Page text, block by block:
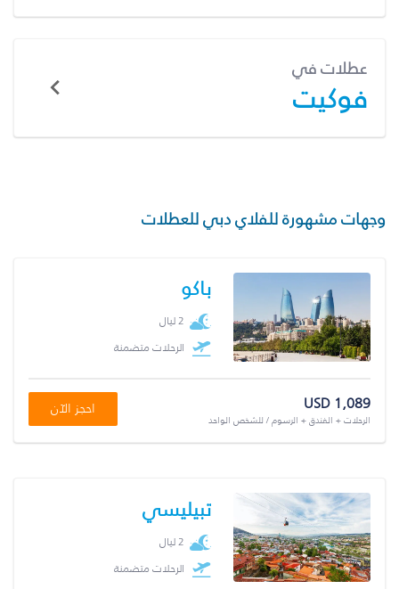
عطلات في
فوكيت
وجهات مشهورة للفلاي دبي للعطلات
باكو
2 ليال
الرحلات متضمنة
USD 1,089
الرحلات + الفندق + الرسوم / للشخص الواحد
احجز الآن
تبيليسي
2 ليال
الرحلات متضمنة